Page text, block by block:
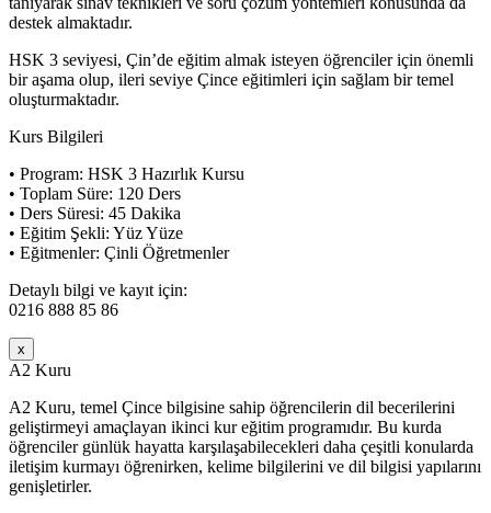
destek almaktadır.
HSK 3 seviyesi, Çin’de eğitim almak isteyen öğrenciler için önemli
bir aşama olup, ileri seviye Çince eğitimleri için sağlam bir temel
oluşturmaktadır.
Kurs Bilgileri
• Program: HSK 3 Hazırlık Kursu
• Toplam Süre: 120 Ders
• Ders Süresi: 45 Dakika
• Eğitim Şekli: Yüz Yüze
• Eğitmenler: Çinli Öğretmenler
Detaylı bilgi ve kayıt için:
0216 888 85 86
x
A2 Kuru
A2 Kuru, temel Çince bilgisine sahip öğrencilerin dil becerilerini
geliştirmeyi amaçlayan ikinci kur eğitim programıdır. Bu kurda
öğrenciler günlük hayatta karşılaşabilecekleri daha çeşitli konularda
iletişim kurmayı öğrenirken, kelime bilgilerini ve dil bilgisi yapılarını
genişletirler.